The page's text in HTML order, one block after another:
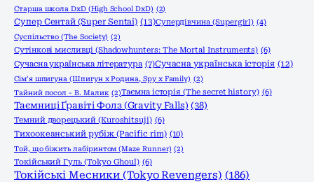
Старша школа DxD (High School DxD) (2)
Супер Сентай (Super Sentai) (13)Супердівчина (Supergirl) (4)
Суспільство (The Society) (2)
Сутінкові мисливці (Shadowhunters: The Mortal Instruments) (6)
Сучасна українська література (7)Сучасна українська історія (12)
Сім'я шпигуна (Шпигун x Родина, Spy x Family) (2)
Тайний посол - В. Малик (2)Таємна історія (The secret history) (6)
Таємниці Ґравіті Фолз (Gravity Falls) (38)
Темний дворецький (Kuroshitsuji) (6)
Тихоокеанський рубіж (Pacific rim) (10)
Той, що біжить лабіринтом (Maze Runner) (2)
Токійський Гуль (Tokyo Ghoul) (6)
Токійські Месники (Tokyo Revengers) (186)